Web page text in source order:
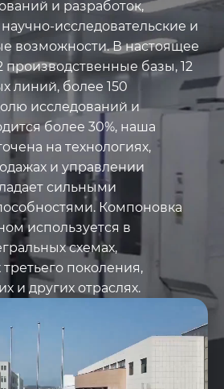
в себяCVD-покрытия из
карбида кремния (SiC),
Покрытия из карбида
тантала (TaC)
объемный
SiC, порошки SiC и
материалы SiC высокой
чистоты . Основная
продукция -
графитовый
токоприемник с
покрытием SiC, кольца
предварительного
нагрева, отводное
TaC, детали полумесяца
и т. д., чистота ниже 5
частей на миллион, что
и разработок,
исследовательские и
возможности. В настоящее
производственные базы, 12
линий, более 150
исследований и
более 30%, наша
на технологиях,
и управлении
сильными
Компоновка
используется в
схемах,
поколения,
и других отраслях.